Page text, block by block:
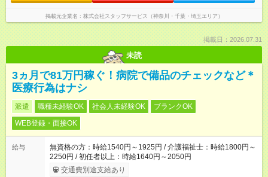
掲載元企業名 株式会社スタッフサービス（神奈川・千葉・埼玉エリア）
掲載日：2026.07.31
未読
3ヵ月で81万円稼ぐ！病院で備品のチェックなど＊
医療行為はナシ
派遣 職種未経験OK 社会人未経験OK
ブランクOK
WEB登録・面接OK
給与
無資格の方：時給1540円～1925円 / 介護福祉士：時給1800円～
2250円 / 初任者以上：時給1640円～2050円
交通費別途支給あり